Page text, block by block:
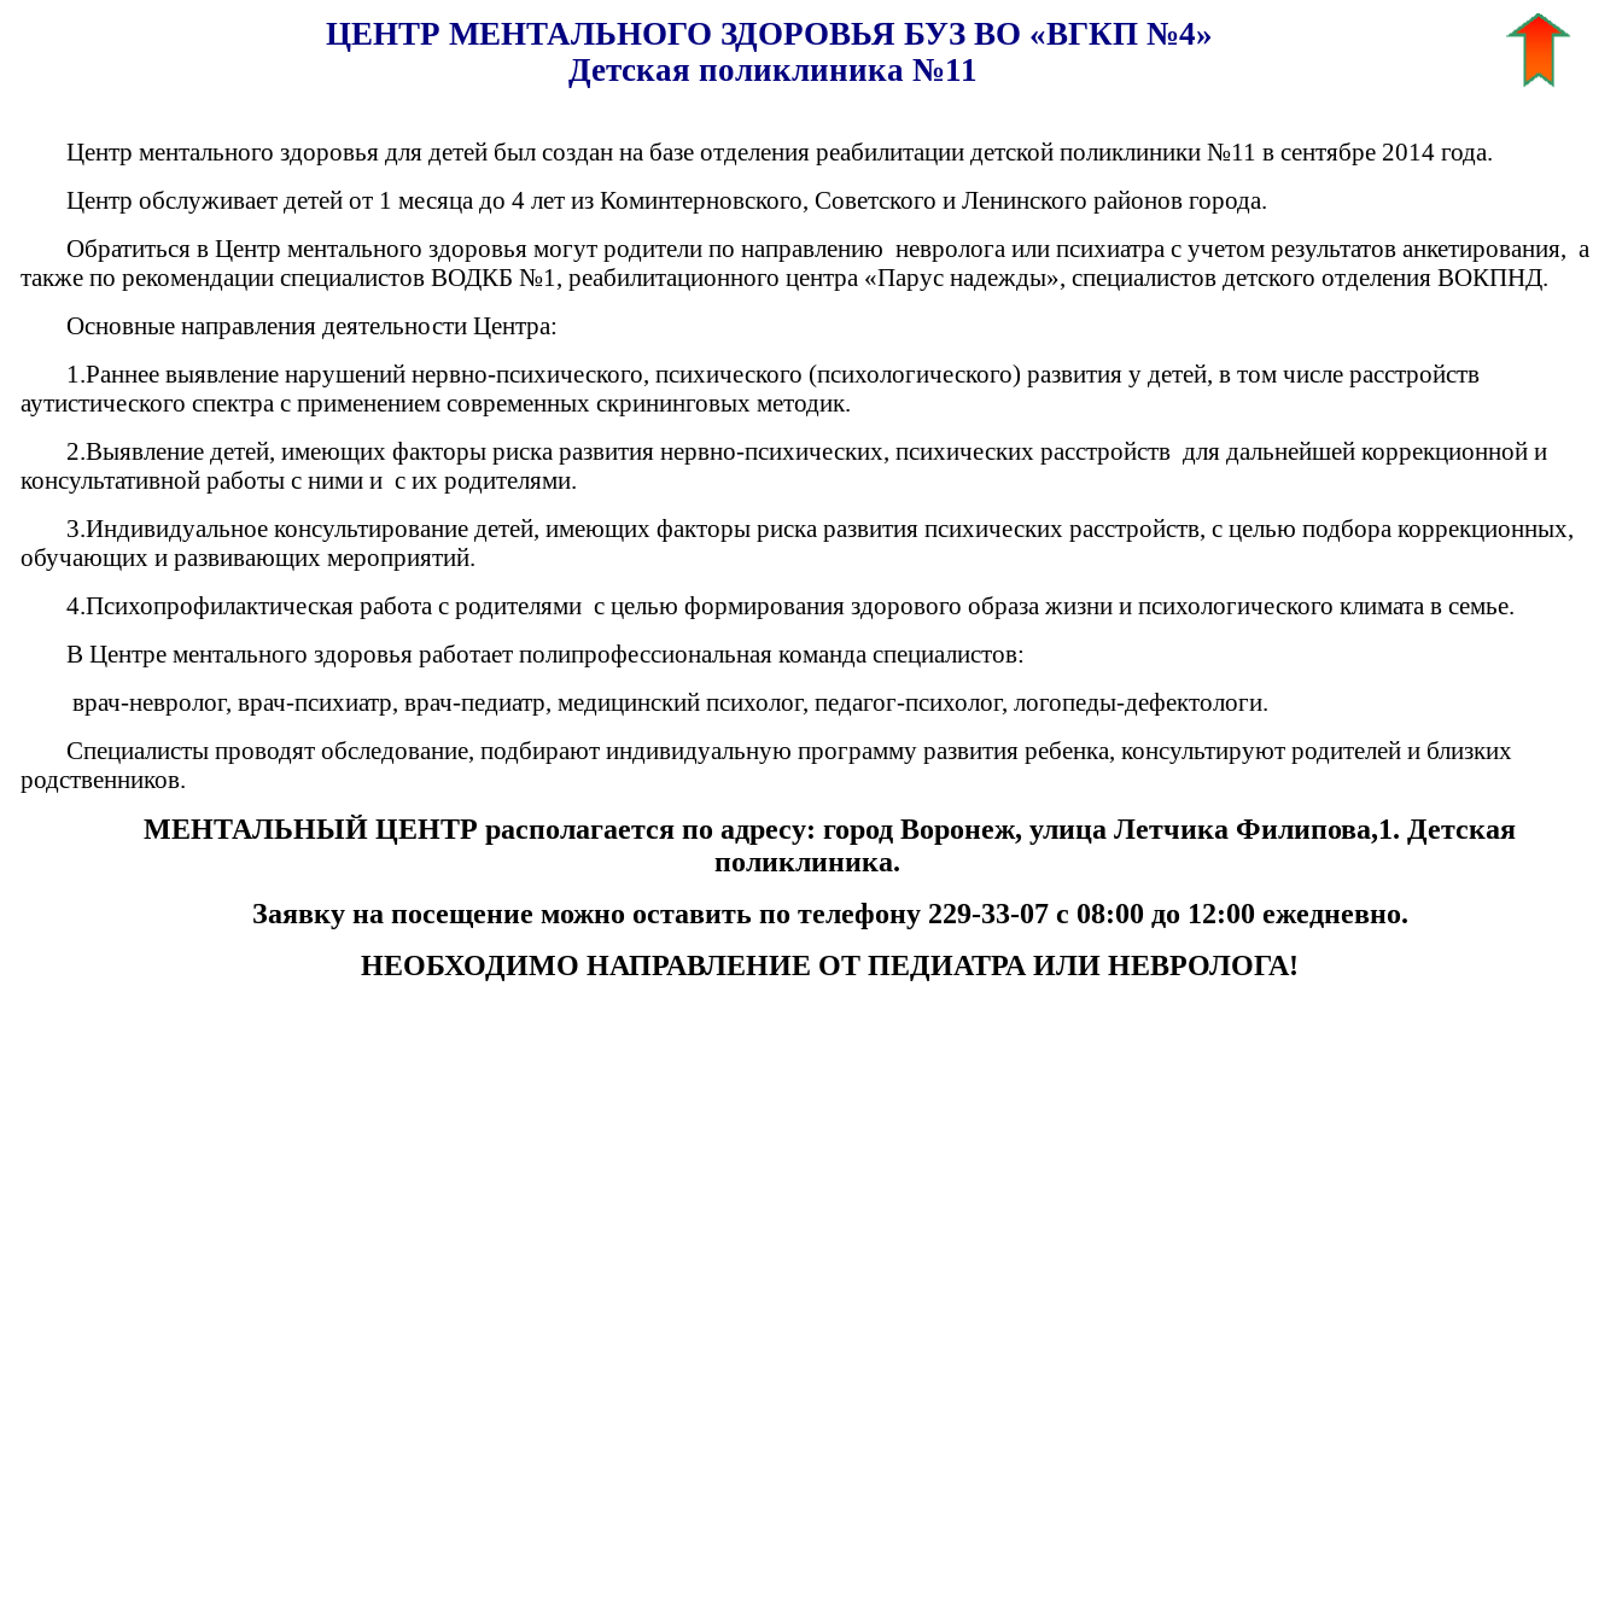
ЦЕНТР МЕНТАЛЬНОГО ЗДОРОВЬЯ БУЗ ВО «ВГКП №4»
Детская поликлиника №11
Центр ментального здоровья для детей был создан на базе отделения реабилитации детской поликлиники №11 в сентябре 2014 года.
Центр обслуживает детей от 1 месяца до 4 лет из Коминтерновского, Советского и Ленинского районов города.
Обратиться в Центр ментального здоровья могут родители по направлению невролога или психиатрас учетом результатов анкетирования, а
также по рекомендации специалистов ВОДКБ №1, реабилитационного центра «Парус надежды», специалистов детского отделения ВОКПНД.
Основные направления деятельности Центра:
1.Раннее выявление нарушений нервно-психического, психического (психологического) развития у детей, в том числе расстройств
аутистического спектра с применением современных скрининговых методик.
2.Выявление детей, имеющих факторы риска развития нервно-психических, психических расстройств для дальнейшей коррекционной и
консультативной работы с ними и с их родителями.
3.Индивидуальное консультирование детей, имеющих факторы риска развития психических расстройств, с целью подбора коррекционных,
обучающих и развивающих мероприятий.
4.Психопрофилактическая работа с родителями с целью формирования здорового образа жизни и психологического климата в семье.
В Центре ментального здоровья работает полипрофессиональная команда специалистов:
врач-невролог, врач-психиатр, врач-педиатр, медицинский психолог, педагог-психолог, логопеды-дефектологи.
Специалисты проводят обследование, подбирают индивидуальную программу развития ребенка, консультируют родителей и близких
родственников.
МЕНТАЛЬНЫЙ ЦЕНТР располагается по адресу: город Воронеж, улица Летчика Филипова,1. Детская
поликлиника.
Заявку на посещение можно оставить по телефону 229-33-07 с 08:00 до 12:00 ежедневно.
НЕОБХОДИМО НАПРАВЛЕНИЕ ОТ ПЕДИАТРА ИЛИ НЕВРОЛОГА!